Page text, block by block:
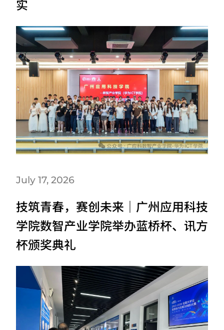
实
July 17, 2026
技筑青春，赛创未来｜广州应用科技
学院数智产业学院举办蓝桥杯、讯方
杯颁奖典礼